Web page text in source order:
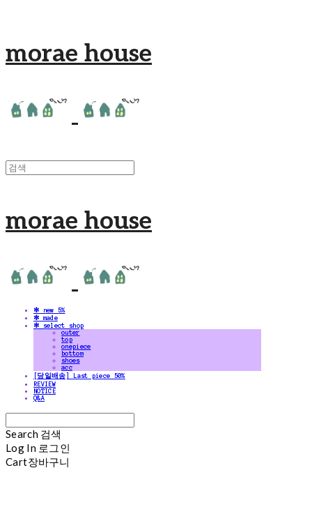
morae house
morae house
✻ new 5%
✻ made
✻ select shop
outer
top
onepiece
bottom
shoes
acc
[당일배송] Last piece 50%
REVIEW
NOTICE
Q&A
Search 검색
Log In 로그인
Cart장바구니